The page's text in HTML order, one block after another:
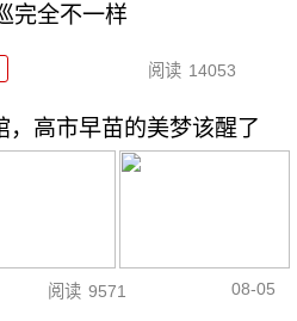
完全不一样
阅读 14053
，高市早苗的美梦该醒了
阅读 9571 08-05